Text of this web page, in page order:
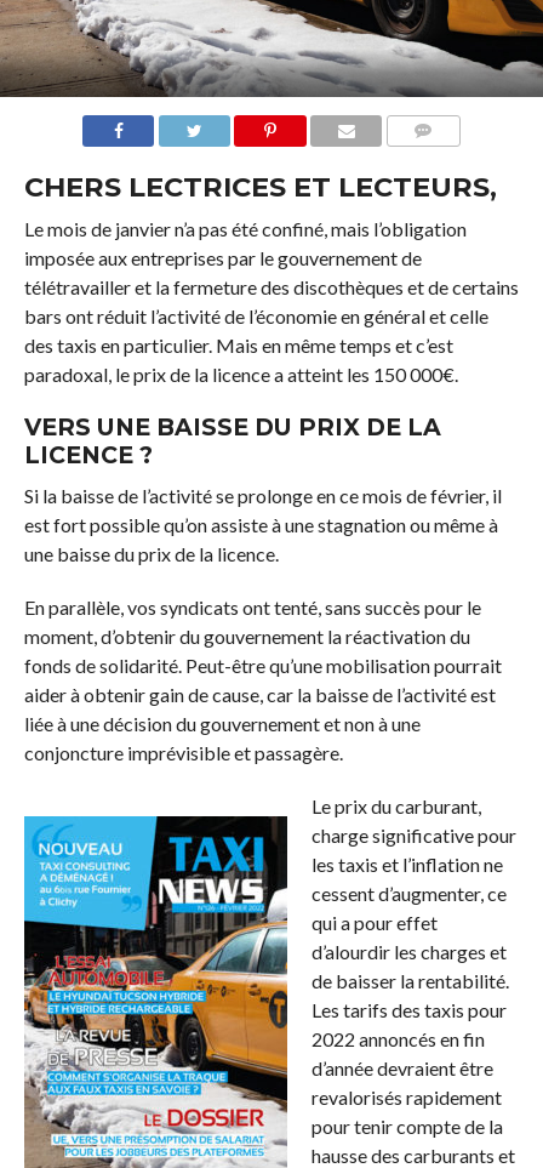
CHERS LECTRICES ET LECTEURS,
Le mois de janvier n’a pas été confiné, mais l’obligation
imposée aux entreprises par le gouvernement de
télétravailler et la fermeture des discothèques et de certains
bars ont réduit l’activité de l’économie en général et celle
des taxis en particulier. Mais en même temps et c’est
paradoxal, le prix de la licence a atteint les 150 000€.
VERS UNE BAISSE DU PRIX DE LA
LICENCE ?
Si la baisse de l’activité se prolonge en ce mois de février, il
est fort possible qu’on assiste à une stagnation ou même à
une baisse du prix de la licence.
En parallèle, vos syndicats ont tenté, sans succès pour le
moment, d’obtenir du gouvernement la réactivation du
fonds de solidarité. Peut-être qu’une mobilisation pourrait
aider à obtenir gain de cause, car la baisse de l’activité est
liée à une décision du gouvernement et non à une
conjoncture imprévisible et passagère.
Le prix du carburant,
charge significative pour
les taxis et l’inflation ne
cessent d’augmenter, ce
qui a pour effet
d’alourdir les charges et
de baisser la rentabilité.
Les tarifs des taxis pour
2022 annoncés en fin
d’année devraient être
revalorisés rapidement
pour tenir compte de la
hausse des carburants et